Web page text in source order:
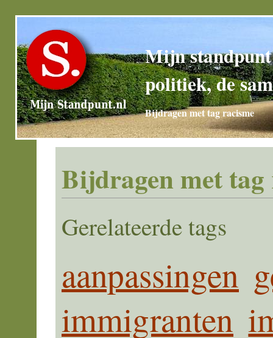
Mijn
politiek, de
Bijdragen met tag racisme
Bijdragen met tag
Gerelateerde tags
aanpassingen
immigranten